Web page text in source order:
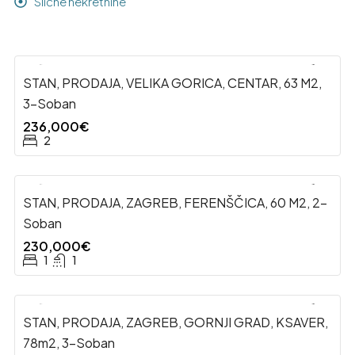
STAN, PRODAJA, VELIKA GORICA, CENTAR, 63 M2,
3-Soban
236,000€
2
STAN, PRODAJA, ZAGREB, FERENŠČICA, 60 M2, 2-
Soban
230,000€
1 1
STAN, PRODAJA, ZAGREB, GORNJI GRAD, KSAVER,
78m2, 3-Soban